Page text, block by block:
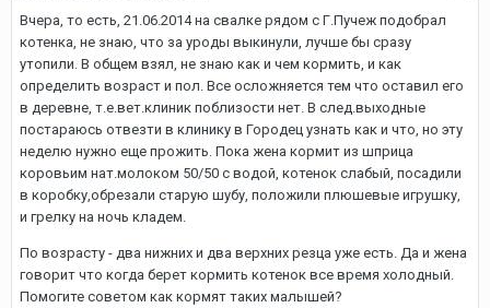
Вчера, то есть, 21.06.2014 на свалке рядом с Г.Пучеж подобрал
котенка, не знаю, что за уроды выкинули, лучше бы сразу
утопили. В общем взял, не знаю как и чем кормить, и как
определить возраст и пол. Все осложняется тем что оставил его
в деревне, т.е.вет.клиник поблизости нет. В след.выходные
постараюсь отвезти в клинику в Городец узнать как и что, но эту
неделю нужно еще прожить. Пока жена кормит из шприца
коровьим нат.молоком 50/50 с водой, котенок слабый, посадили
в коробку,обрезали старую шубу, положили плюшевые игрушку,
и грелку на ночь кладем.
По возрасту - два нижних и два верхних резца уже есть. Да и жена
говорит что когда берет кормить котенок все время холодный.
Помогите советом как кормят таких малышей?